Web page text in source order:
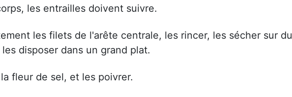
les entrailles doivent suivre.
les filets de l'arête centrale, les rincer, les sécher sur du
disposer dans un grand plat.
fleur de sel, et les poivrer.